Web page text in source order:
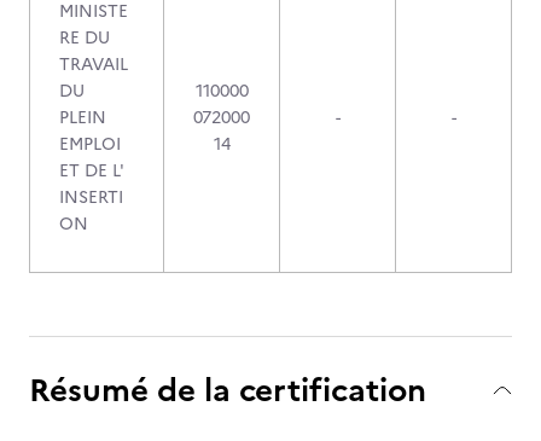
MINISTE
RE DU
TRAVAIL
DU
PLEIN
EMPLOI
ET DE L'
INSERTI
ON
110000
072000
14
- -
Résumé de la certification